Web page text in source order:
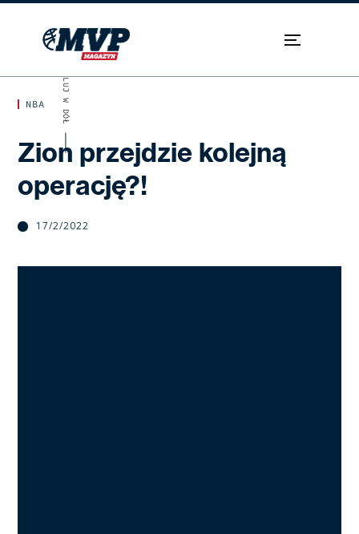
NBA
Zion przejdzie kolejną
operację?!
17/2/2022
SKROLUJ W DÓŁ